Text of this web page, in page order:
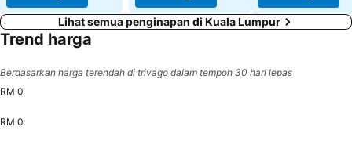
Lihat semua penginapan di Kuala Lumpur
Trend harga
Berdasarkan harga terendah di trivago dalam tempoh 30 hari lepas
RM 0
RM 0